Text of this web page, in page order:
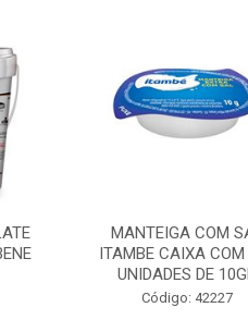
MANTEIGA COM
ITAMBE CAIXA
UNIDADES DE
Código: 42227